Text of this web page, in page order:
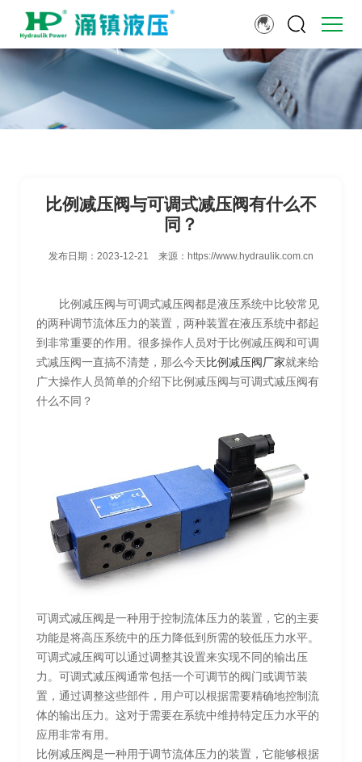
比例减压阀与可调式减压阀有什么不
同？
发布日期： 2023-12-21 来源： https://www.hydraulik.com.cn
比例减压阀与可调式减压阀都是液压系统中比较常见
的两种调节流体压力的装置，两种装置在液压系统中都起
到非常重要的作用。很多操作人员对于比例减压阀和可调
式减压阀一直搞不清楚，那么今天比例减压阀厂家就来给
广大操作人员简单的介绍下比例减压阀与可调式减压阀有
什么不同？
可调式减压阀是一种用于控制流体压力的装置，它的主要
功能是将高压系统中的压力降低到所需的较低压力水平。
可调式减压阀可以通过调整其设置来实现不同的输出压
力。可调式减压阀通常包括一个可调节的阀门或调节装
置，通过调整这些部件，用户可以根据需要精确地控制流
体的输出压力。这对于需要在系统中维持特定压力水平的
应用非常有用。
比例减压阀是一种用于调节流体压力的装置，它能够根据